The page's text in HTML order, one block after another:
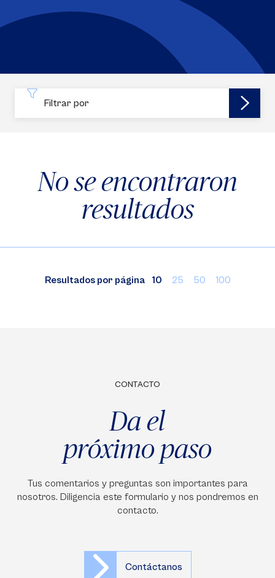
Filtrar por
No se encontraron
resultados
Resultados por página 10 25 50 100
CONTACTO
Da el
próximo paso
Tus comentarios y preguntas son importantes para
nosotros. Diligencia este formulario y nos pondremos en
contacto.
Contáctanos